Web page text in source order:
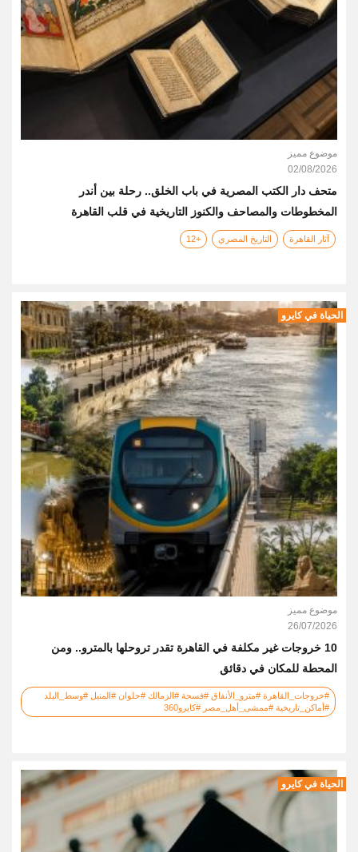
موضوع مميز
02/08/2026
متحف دار الكتب المصرية في باب الخلق.. رحلة بين أندر
المخطوطات والمصاحف والكنوز التاريخية في قلب القاهرة
آثار القاهرة التاريخ المصري +12
الحياة في كايرو
موضوع مميز
26/07/2026
10 خروجات غير مكلفة في القاهرة تقدر تروحلها بالمترو.. ومن
المحطة للمكان في دقائق
#خروجات_القاهرة #مترو_الأنفاق #فسحة #الزمالك #حلوان #المنيل #وسط_البلد
#أماكن_تاريخية #ممشى_أهل_مصر #كايرو360
الحياة في كايرو